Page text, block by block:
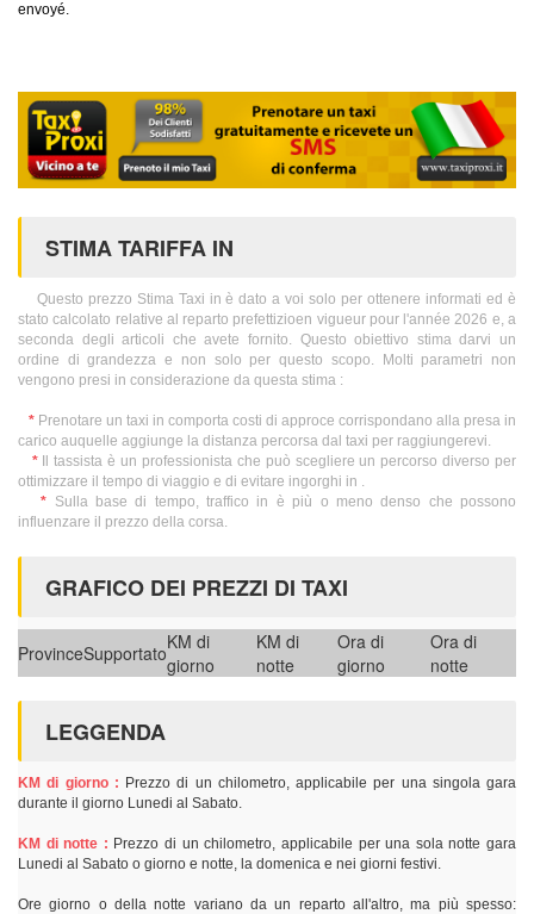
envoyé.
STIMA TARIFFA IN
Questo prezzo Stima Taxi in è dato a voi solo per ottenere informati ed è
stato calcolato relative al reparto prefettizioen vigueur pour l'année 2026 e, a
seconda degli articoli che avete fornito. Questo obiettivo stima darvi un
ordine di grandezza e non solo per questo scopo. Molti parametri non
vengono presi in considerazione da questa stima :
* Prenotare un taxi in comporta costi di approce corrispondano alla presa in
carico auquelle aggiunge la distanza percorsa dal taxi per raggiungerevi.
*Il tassista è un professionista che può scegliere un percorso diverso per
ottimizzare il tempo di viaggio e di evitare ingorghi in .
* Sulla base di tempo, traffico in è più o meno denso che possono
influenzare il prezzo della corsa.
GRAFICO DEI PREZZI DI TAXI
ProvinceSupportatoKM di
giorno
KM di
notte
Ora di
giorno
Ora di
notte
LEGGENDA
KM di giorno : Prezzo di un chilometro, applicabile per una singola gara
durante il giorno Lunedi al Sabato.
KM di notte : Prezzo di un chilometro, applicabile per una sola notte gara
Lunedi al Sabato o giorno e notte, la domenica e nei giorni festivi.
Ore giorno o della notte variano da un reparto all'altro, ma più spesso: